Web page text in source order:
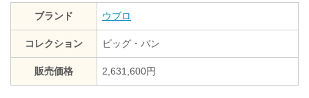
ブランド ウブロ
コレクション ビッグ・バン
販売価格 2,631,600円